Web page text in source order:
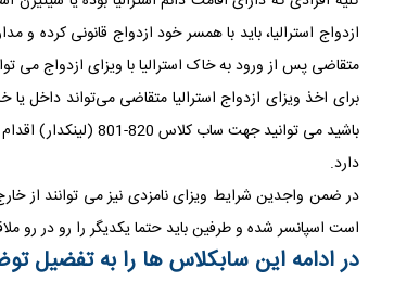
ازدواج استرالیا، باید با همسر خود ازدواج قانونی
متقاضی پس از ورود به خاک استرالیا با ویزای ازدواج می
برای اخذ ویزای ازدواج استرالیا متقاضی می‌تواند داخل یا
دارد.
است اسپانسر شده و طرفین باید حتما یکدیگر را رو در رو ملاقات کرده باشند
در ادامه این سابکلاس ها را به تفضیل